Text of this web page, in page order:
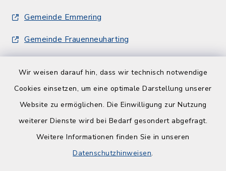
Wir weisen darauf hin, dass wir technisch notwendige
Cookies einsetzen, um eine optimale Darstellung unserer
Website zu ermöglichen. Die Einwilligung zur Nutzung
weiterer Dienste wird bei Bedarf gesondert abgefragt.
Weitere Informationen finden Sie in unseren
Datenschutzhinweisen.
Gemeinde Emmering
Gemeinde Frauenneuharting
Barrierefreiheit